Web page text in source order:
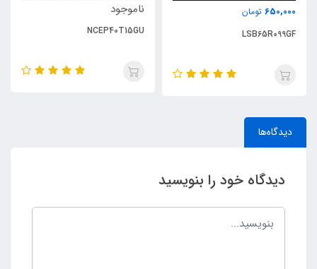
650,000 تومان
LSB65R099GF
ناموجود
NCEP40T15GU
دیدگاه‌ها
دیدگاه خود را بنویسید